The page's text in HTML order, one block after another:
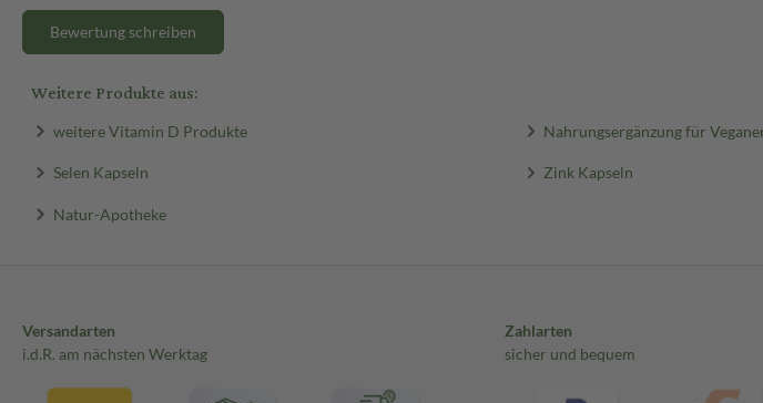
Bewertung schreiben
Weitere Produkte aus:
weitere Vitamin D Produkte Nahrungsergänzung für
Selen Kapseln Zink Kapseln
Natur-Apotheke
Versandarten
i.d.R. am nächsten Werktag
Zahlarten
sicher und bequem